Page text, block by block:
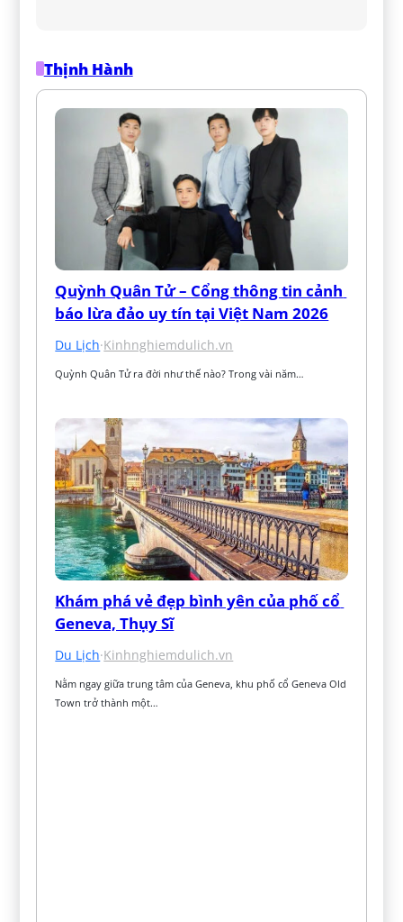
Thịnh Hành
Quỳnh Quân Tử – Cổng thông tin cảnh
báo lừa đảo uy tín tại Việt Nam 2026
Du Lịch·Kinhnghiemdulich.vn
Quỳnh Quân Tử ra đời như thế nào? Trong vài năm…
Khám phá vẻ đẹp bình yên của phố cổ
Geneva, Thụy Sĩ
Du Lịch·Kinhnghiemdulich.vn
Nằm ngay giữa trung tâm của Geneva, khu phố cổ Geneva Old
Town trở thành một…